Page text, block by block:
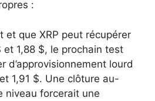
:
et que XRP peut récupérer
et 1,88 $, le prochain test
d’approvisionnement lourd
1,91 $. Une clôture au-
niveau forcerait une